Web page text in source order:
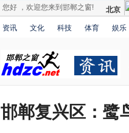
您好 ，欢迎您来到邯郸之窗!
资讯 文化 科技 体育 娱乐
邯郸复兴区：鹭